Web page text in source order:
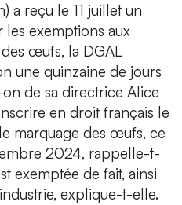
a reçu le 11 juillet un
les exemptions aux
œufs, la DGAL
une quinzaine de jours
de sa directrice Alice
en droit français le
marquage des œufs, ce
2024, rappelle-t-
exemptée de fait, ainsi
explique-t-elle.